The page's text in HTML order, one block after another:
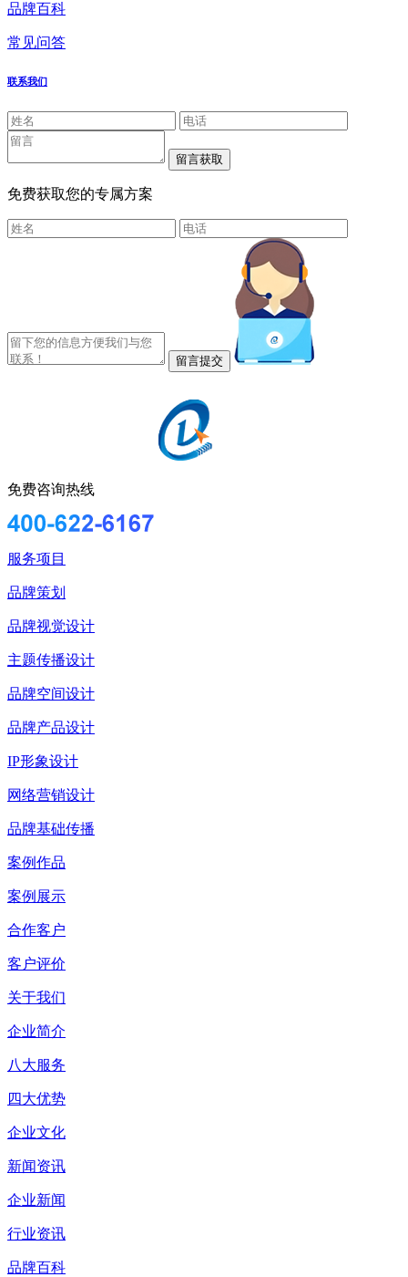
品牌百科
常见问答
联系我们
免费获取您的专属方案
免费咨询热线
服务项目
品牌策划
品牌视觉设计
主题传播设计
品牌空间设计
品牌产品设计
IP形象设计
网络营销设计
品牌基础传播
案例作品
案例展示
合作客户
客户评价
关于我们
企业简介
八大服务
四大优势
企业文化
新闻资讯
企业新闻
行业资讯
品牌百科